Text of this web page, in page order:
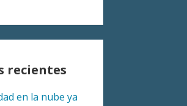
recientes
en la nube ya